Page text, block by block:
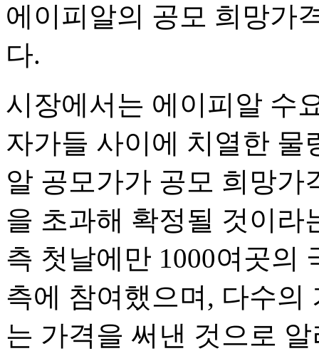
에이피알의 공모 희망가
다.
시장에서는 에이피알 수
자가들 사이에 치열한 물
알 공모가가 공모 희망가
을 초과해 확정될 것이라
측 첫날에만 1000여곳의
측에 참여했으며, 다수의
는 가격을 써낸 것으로